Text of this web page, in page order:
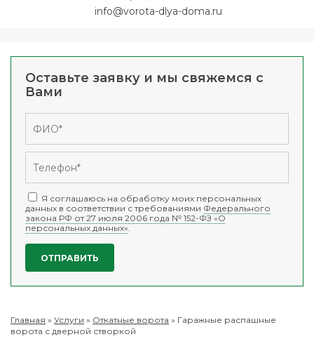
info@vorota-dlya-doma.ru
Оставьте заявку и мы свяжемся с
Вами
Я соглашаюсь на обработку моих персональных
данных в соответствии с требованиями Федерального
закона РФ от 27 июля 2006 года № 152-ФЗ «О
персональных данных».
Главная » Услуги » Откатные ворота » Гаражные распашные
ворота с дверной створкой